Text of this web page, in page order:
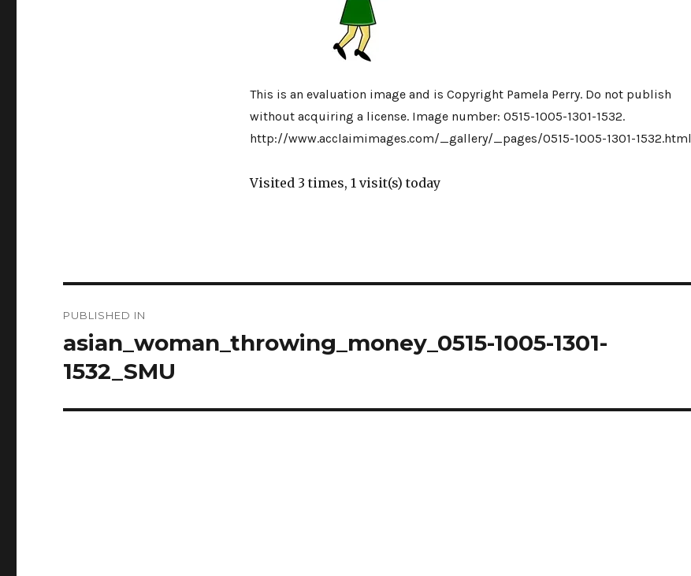
This is an evaluation image and is Copyright Pamela Perry. Do not publish
without acquiring a license. Image number: 0515-1005-1301-1532.
http://www.acclaimimages.com/_gallery/_pages/0515-1005-1301-1532.html
Visited 3 times, 1 visit(s) today
pos
PUBLISHED IN
asian_woman_throwing_money_0515-1005-1301-
1532_SMU